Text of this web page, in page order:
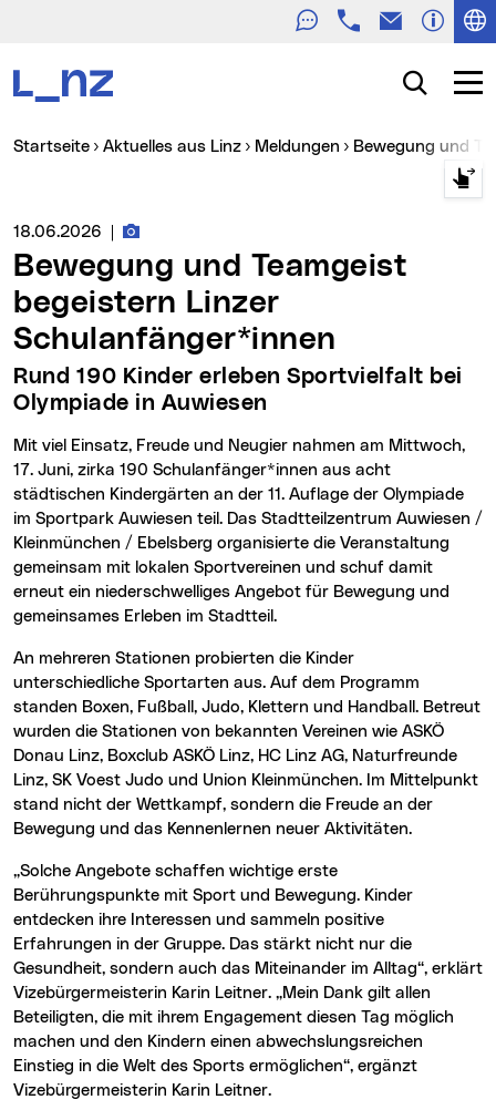
TelefonE-Mail
Suche
Sie sind hier:
Startseite Aktuelles aus Linz Meldungen Bewegung und
Medienservice vom:
18.06.2026 Fotos zur Meldung
Bewegung und Teamgeist
begeistern Linzer
Schulanfänger*innen
Rund 190 Kinder erleben Sportvielfalt bei
Olympiade in Auwiesen
Mit viel Einsatz, Freude und Neugier nahmen am Mittwoch,
17. Juni, zirka 190 Schulanfänger*innen aus acht
städtischen Kindergärten an der 11. Auflage der Olympiade
im Sportpark Auwiesen teil. Das Stadtteilzentrum Auwiesen /
Kleinmünchen / Ebelsberg organisierte die Veranstaltung
gemeinsam mit lokalen Sportvereinen und schuf damit
erneut ein niederschwelliges Angebot für Bewegung und
gemeinsames Erleben im Stadtteil.
An mehreren Stationen probierten die Kinder
unterschiedliche Sportarten aus. Auf dem Programm
standen Boxen, Fußball, Judo, Klettern und Handball. Betreut
wurden die Stationen von bekannten Vereinen wie ASKÖ
Donau Linz, Boxclub ASKÖ Linz, HC Linz AG, Naturfreunde
Linz, SK Voest Judo und Union Kleinmünchen. Im Mittelpunkt
stand nicht der Wettkampf, sondern die Freude an der
Bewegung und das Kennenlernen neuer Aktivitäten.
„Solche Angebote schaffen wichtige erste
Berührungspunkte mit Sport und Bewegung. Kinder
entdecken ihre Interessen und sammeln positive
Erfahrungen in der Gruppe. Das stärkt nicht nur die
Gesundheit, sondern auch das Miteinander im Alltag“, erklärt
Vizebürgermeisterin Karin Leitner. „Mein Dank gilt allen
Beteiligten, die mit ihrem Engagement diesen Tag möglich
machen und den Kindern einen abwechslungsreichen
Einstieg in die Welt des Sports ermöglichen“, ergänzt
Vizebürgermeisterin Karin Leitner.